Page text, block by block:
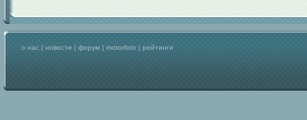
о нас | новости | форум | motorfoto | рейтинги